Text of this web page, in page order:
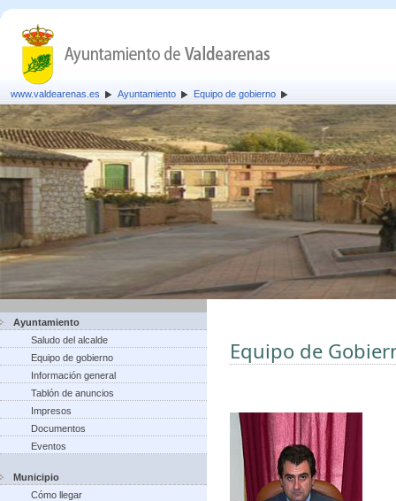
www.valdearenas.es Ayuntamiento Equipo de gobierno
Ayuntamiento
Saludo del alcalde
Equipo de gobierno
Información general
Tablón de anuncios
Impresos
Documentos
Eventos
Municipio
Cómo llegar
Equipo de